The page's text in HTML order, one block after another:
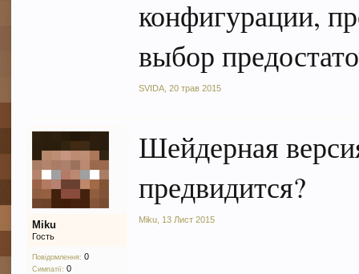
конфигурации,
выбор
SVIDA ,20 трав 2015
Miku
Гость
Повідомлення: 0
Симпатії: 0
Шейдерная
предвидится?
Miku 13 Лист 2015